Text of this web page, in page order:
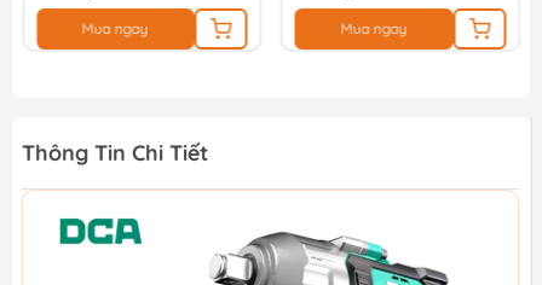
Mua ngay Mua ngay
Thông Tin Chi Tiết